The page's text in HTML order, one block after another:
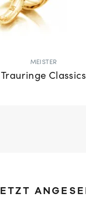
MEISTER
Trauringe Classics